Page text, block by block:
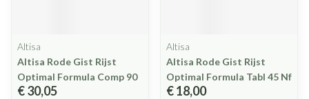
Altisa
Altisa Rode Gist Rijst
Optimal Formula Comp 90
€ 30,05
Altisa
Altisa Rode Gist Rijst
Optimal Formula Tabl 45 Nf
€ 18,00